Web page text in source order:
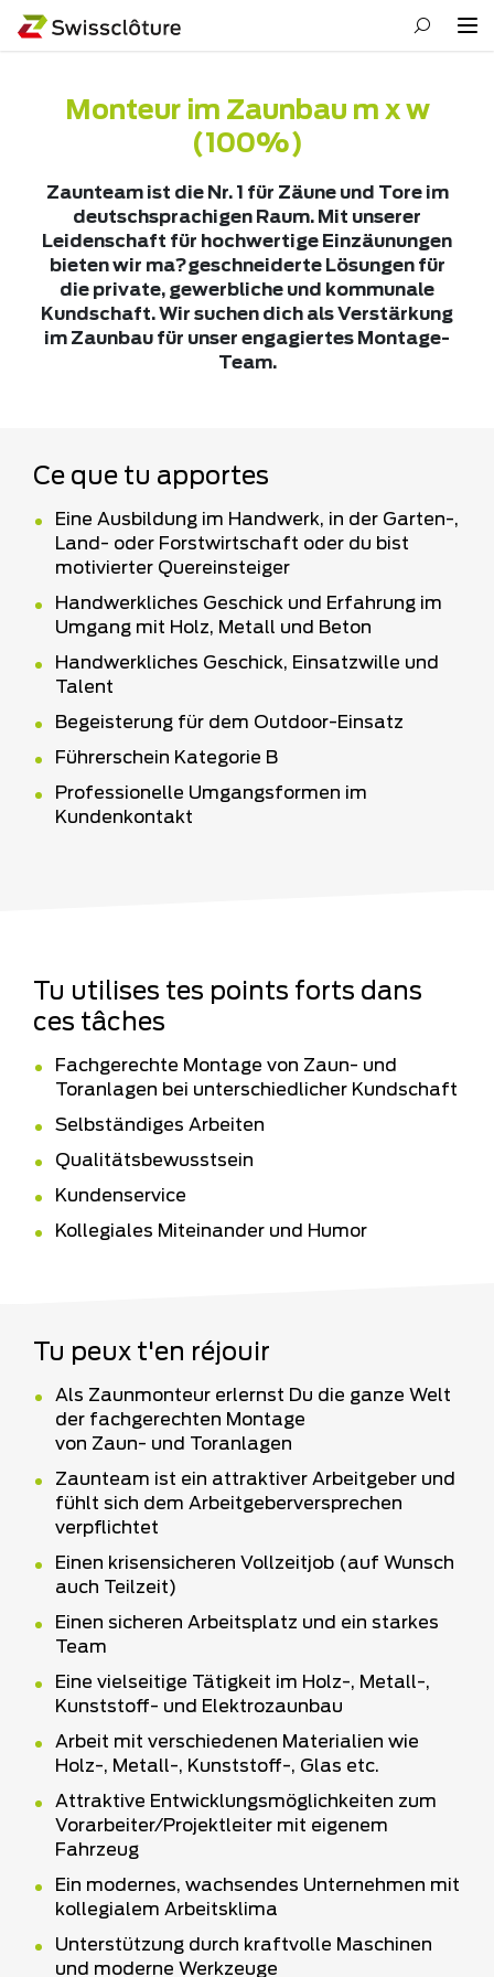
Monteur im Zaunbau m x w
(100%)
Zaunteam ist die Nr. 1 für Zäune und Tore im
deutschsprachigen Raum. Mit unserer
Leidenschaft für hochwertige Einzäunungen
bieten wir ma?geschneiderte Lösungen für
die private, gewerbliche und kommunale
Kundschaft. Wir suchen dich als Verstärkung
im Zaunbau für unser engagiertes Montage-
Team.
Ce que tu apportes
Eine Ausbildung im Handwerk, in der Garten-,
Land- oder Forstwirtschaft oder du bist
motivierter Quereinsteiger
Handwerkliches Geschick und Erfahrung im
Umgang mit Holz, Metall und Beton
Handwerkliches Geschick, Einsatzwille und
Talent
Begeisterung für dem Outdoor-Einsatz
Führerschein Kategorie B
Professionelle Umgangsformen im
Kundenkontakt
Tu utilises tes points forts dans
ces tâches
Fachgerechte Montage von Zaun- und
Toranlagen bei unterschiedlicher Kundschaft
Selbständiges Arbeiten
Qualitätsbewusstsein
Kundenservice
Kollegiales Miteinander und Humor
Tu peux t'en réjouir
Als Zaunmonteur erlernst Du die ganze Welt
der fachgerechten Montage
von Zaun- und Toranlagen
Zaunteam ist ein attraktiver Arbeitgeber und
fühlt sich dem Arbeitgeberversprechen
verpflichtet
Einen krisensicheren Vollzeitjob (auf Wunsch
auch Teilzeit)
Einen sicheren Arbeitsplatz und ein starkes
Team
Eine vielseitige Tätigkeit im Holz-, Metall-,
Kunststoff- und Elektrozaunbau
Arbeit mit verschiedenen Materialien wie
Holz-, Metall-, Kunststoff-, Glas etc.
Attraktive Entwicklungsmöglichkeiten zum
Vorarbeiter/Projektleiter mit eigenem
Fahrzeug
Ein modernes, wachsendes Unternehmen mit
kollegialem Arbeitsklima
Unterstützung durch kraftvolle Maschinen
und moderne Werkzeuge